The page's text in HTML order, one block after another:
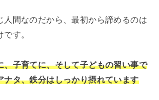
人間なのだから、最初から諦めるのは
す。
、子育てに、そして子どもの習い事で
ナタ、鉄分はしっかり摂れています